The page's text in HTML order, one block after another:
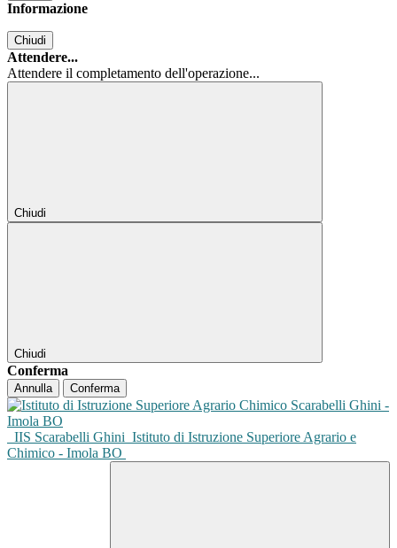
Informazione
Chiudi
Attendere...
Attendere il completamento dell'operazione...
Chiudi
Chiudi
Conferma
Annulla Conferma
IIS Scarabelli Ghini Istituto di Istruzione Superiore Agrario e
Chimico - Imola BO